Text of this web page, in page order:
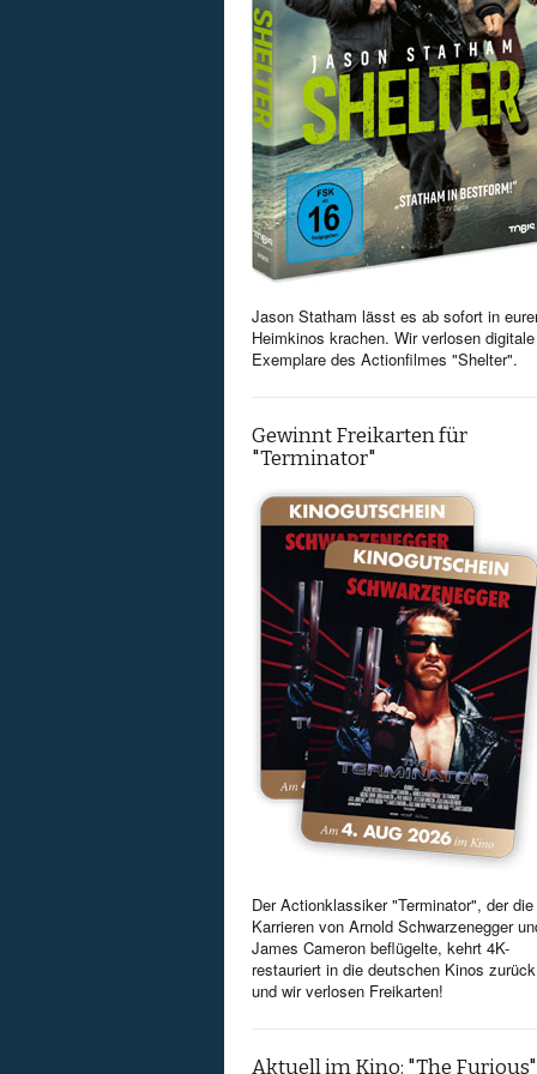
Jason Statham lässt es ab sofort in
Heimkinos krachen. Wir verlosen digitale
Exemplare des Actionfilmes "Shelter".
Gewinnt Freikarten für
"Terminator"
Der Actionklassiker "Terminator", der die
Karrieren von Arnold Schwarzenegger
James Cameron beflügelte, kehrt 4K-
restauriert in die deutschen Kinos zurück
und wir verlosen Freikarten!
Aktuell im Kino: "The Furious"